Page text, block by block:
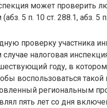
может проверить
(абз. 5 п. 10 ст. 288.1, абз. 5
проверку участника
случае налоговая
году, в
воспользоваться
региональным
пять лет со дня